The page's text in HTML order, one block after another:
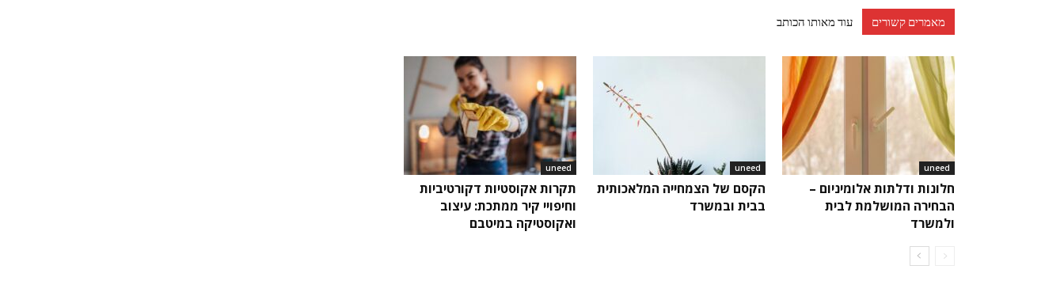
מאמרים קשורים עוד מאותו הכותב
uneed
חלונות ודלתות אלומיניום –
הבחירה המושלמת לבית
ולמשרד
uneed
הקסם של הצמחייה המלאכותית
בבית ובמשרד
uneed
תקרות אקוסטיות דקורטיביות
וחיפויי קיר ממתכת: עיצוב
ואקוסטיקה במיטבם